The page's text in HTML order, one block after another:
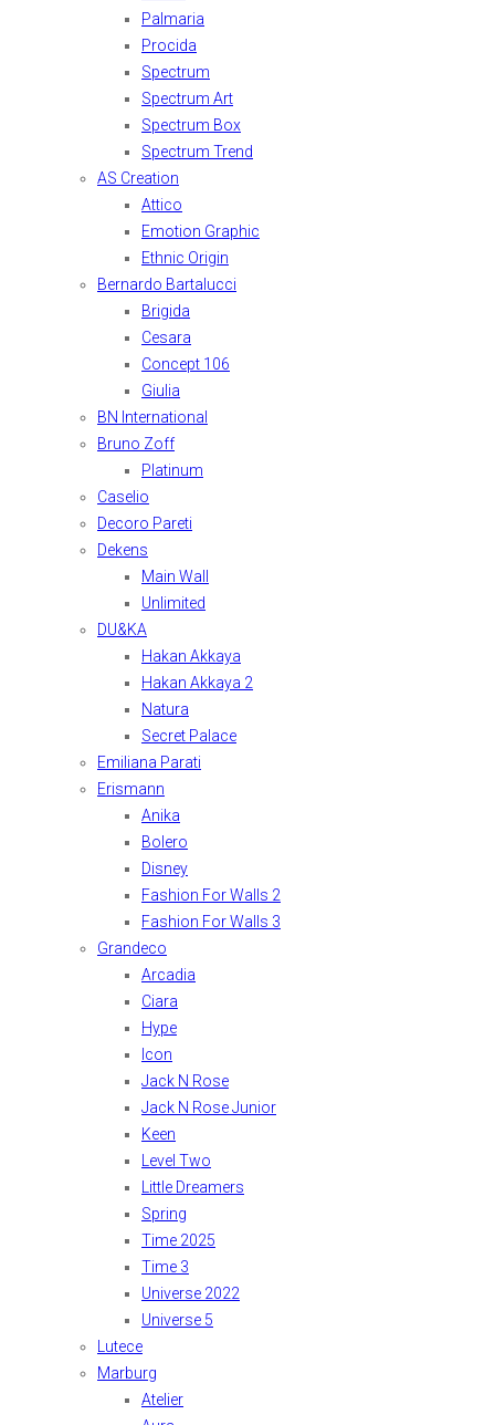
Palmaria
Procida
Spectrum
Spectrum Art
Spectrum Box
Spectrum Trend
AS Creation
Attico
Emotion Graphic
Ethnic Origin
Bernardo Bartalucci
Brigida
Cesara
Concept 106
Giulia
BN International
Bruno Zoff
Platinum
Caselio
Decoro Pareti
Dekens
Main Wall
Unlimited
DU&KA
Hakan Akkaya
Hakan Akkaya 2
Natura
Secret Palace
Emiliana Parati
Erismann
Anika
Bolero
Disney
Fashion For Walls 2
Fashion For Walls 3
Grandeco
Arcadia
Ciara
Hype
Icon
Jack N Rose
Jack N Rose Junior
Keen
Level Two
Little Dreamers
Spring
Time 2025
Time 3
Universe 2022
Universe 5
Lutece
Marburg
Atelier